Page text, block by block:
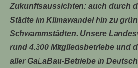
Zukunftsaussichten: auch durch
Städte im Klimawandel hin zu
Schwammstädten. Unsere
rund 4.300 Mitgliedsbetriebe und
aller GaLaBau-Betriebe in